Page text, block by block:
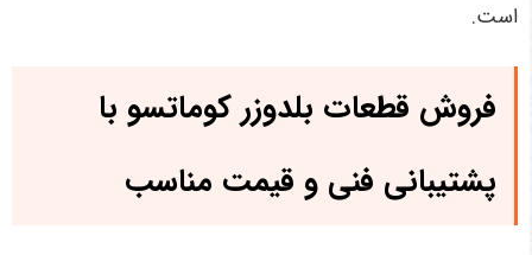
است.
فروش قطعات بلدوزر کوماتسو با
پشتیبانی فنی و قیمت مناسب